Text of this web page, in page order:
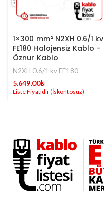
1×300 mm² N2XH 0.6/1 kv
FE180 Halojensiz Kablo –
Öznur Kablo
N2XH 0.6/1 kv FE180
5.649,00₺